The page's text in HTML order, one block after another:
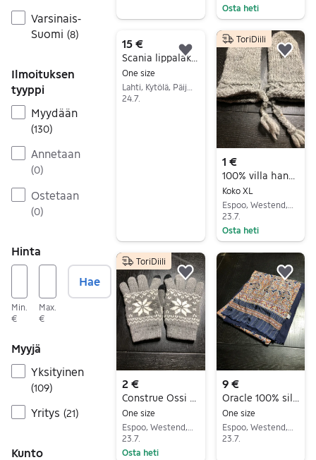
Varsinais-
Suomi (8)
Ilmoituksen
tyyppi
Myydään
(130)
Annetaan
(0)
Ostetaan
(0)
Hinta
Min.
€
Max.
€
Hae
Myyjä
Yksityinen
(109)
Yritys (21)
Kunto
Osta heti
15 €
One size
24.7.
Lisää suosikiksi.
1 €
100% villa hanskat XL-koko harmaa laatu brandi siisti ehjä upea
Koko XL
23.7.
Osta heti
ToriDiili
2 €
One size
23.7.
Osta heti
ToriDiili
Lisää suosikiksi.
9 €
One size
23.7.